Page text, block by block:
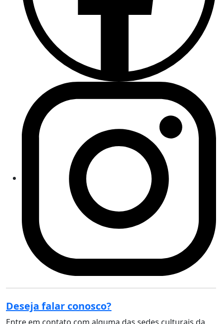
Deseja falar conosco?